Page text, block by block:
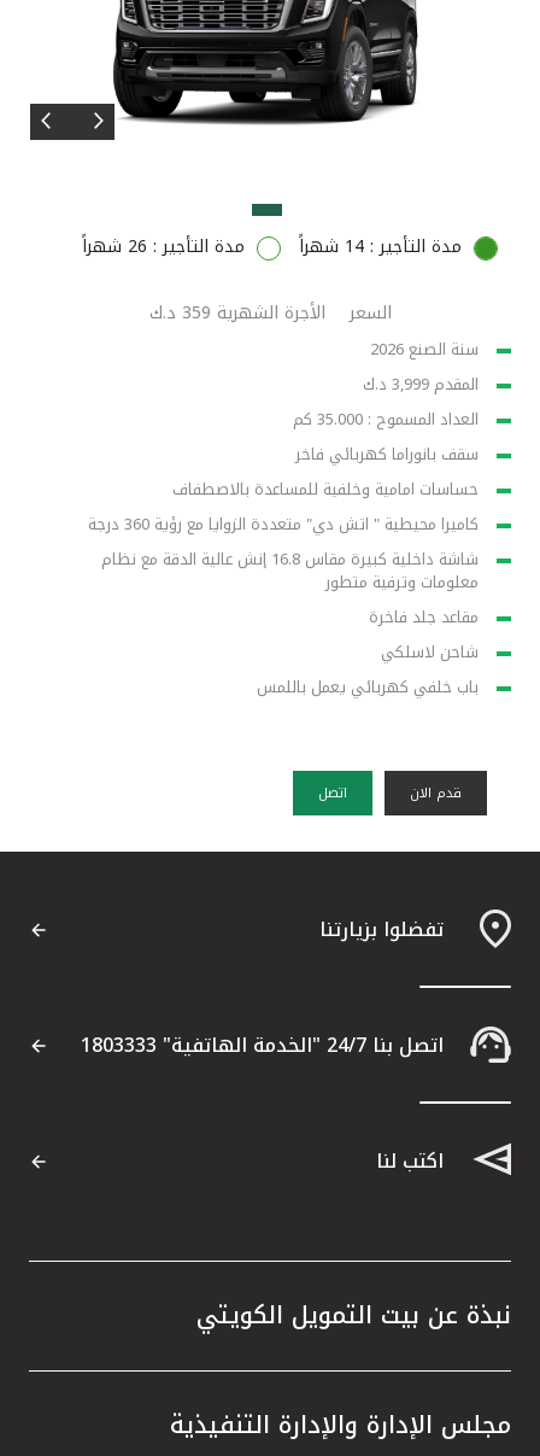
ماليزيا
مملكة البحرين
مدة التأجير : 14 شهراً مدة التأجير : 26 شهراً
السعر الأجرة الشهرية 359 د.ك
سنة الصنع 2026
المقدم 3,999 د.ك
العداد المسموح : 35.000 كم
سقف بانوراما كهربائي فاخر
حساسات امامية وخلفية للمساعدة بالاصطفاف
كاميرا محيطية " اتش دي" متعددة الزوايا مع رؤية 360 درجة
شاشة داخلية كبيرة مقاس 16.8 إنش عالية الدقة مع نظام
معلومات وترفية متطور
مقاعد جلد فاخرة
شاحن لاسلكي
باب خلفي كهربائي يعمل باللمس
قدم الان اتصل
تفضلوا بزيارتنا
اتصل بنا 24/7 "الخدمة الهاتفية" 1803333
اكتب لنا
نبذة عن بيت التمويل الكويتي
مجلس الإدارة والإدارة التنفيذية